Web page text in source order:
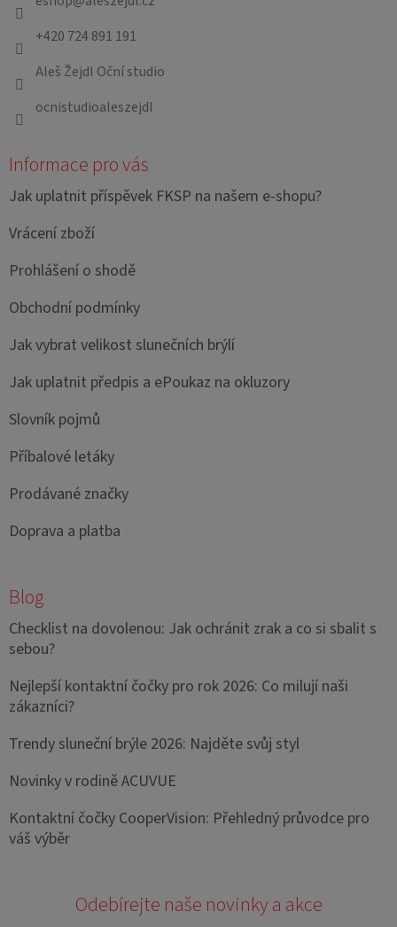
+420 724 891 191
Aleš Žejdl Oční studio
ocnistudioaleszejdl
Informace pro vás
Jak uplatnit příspěvek FKSP na našem e-shopu?
Vrácení zboží
Prohlášení o shodě
Obchodní podmínky
Jak vybrat velikost slunečních brýlí
Jak uplatnit předpis a ePoukaz na okluzory
Slovník pojmů
Příbalové letáky
Prodávané značky
Doprava a platba
Blog
Checklist na dovolenou: Jak ochránit zrak a co si sbalit s
sebou?
Nejlepší kontaktní čočky pro rok 2026: Co milují naši
zákazníci?
Trendy sluneční brýle 2026: Najděte svůj styl
Novinky v rodině ACUVUE
Kontaktní čočky CooperVision: Přehledný průvodce pro
váš výběr